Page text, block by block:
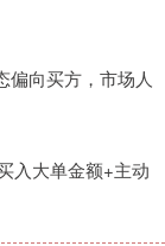
偏向买方，市场人
入大单金额+主动